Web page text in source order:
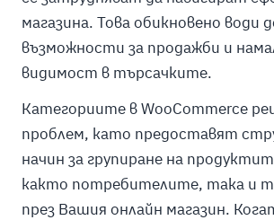
магазина. Това обикновено води
възможности за продажби и
видимост в търсачките.
Категориите в WooCommerce
проблем, като предоставят
начин за групиране на
както потребителите, така и
през Вашия онлайн магазин.